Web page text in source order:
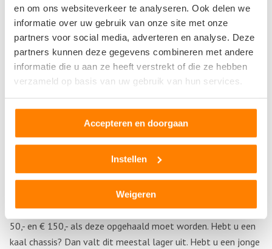
en om ons websiteverkeer te analyseren. Ook delen we
informatie over uw gebruik van onze site met onze
partners voor social media, adverteren en analyse. Deze
partners kunnen deze gegevens combineren met andere
informatie die u aan ze heeft verstrekt of die ze hebben
verzameld op basis van uw gebruik van hun services.
Accepteren en doorgaan
Instellen
Weigeren
sloop een beter alternatief dan zelf brengen. Als u de auto
zelf wilt brengen, moet u waarschijnlijk een aanhanger
regelen of een bergingsbedrijf inschakelen. Dit kost geld en
daarom is het vaak voordeliger om een stukje van uw
vergoeding in te leveren en de auto gratis te laten ophalen.
niet meer werkt, als de auto warm loopt en ook als de apk
van de auto verlopen is. U loopt zo niet het risico dat u met
pannen komt te staan of dat u een boete krijgt.
Vergoeding voor een sloopauto bij de sloop
De vergoeding is afhankelijk van verschillende factoren, maar
voor een echte sloopauto (compleet) ontvangt u tussen de €
50,- en € 150,- als deze opgehaald moet worden. Hebt u een
kaal chassis? Dan valt dit meestal lager uit. Hebt u een jonge